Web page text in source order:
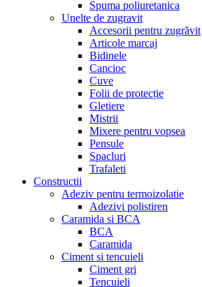
Spuma poliuretanica
Unelte de zugravit
Accesorii pentru zugrăvit
Articole marcaj
Bidinele
Cancioc
Cuve
Folii de protecție
Gletiere
Mistrii
Mixere pentru vopsea
Pensule
Spacluri
Trafaleti
Constructii
Adeziv pentru termoizolatie
Adezivi polistiren
Caramida si BCA
BCA
Caramida
Ciment si tencuieli
Ciment gri
Tencuieli